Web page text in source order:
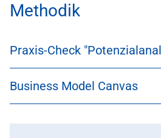
Methodik
Praxis-Check
Business Model Canvas